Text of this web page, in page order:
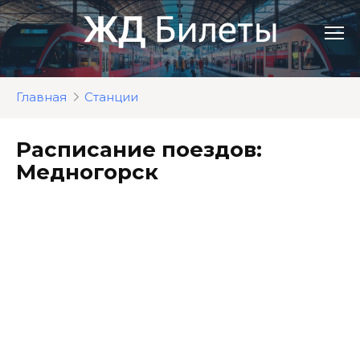
Перейти
к
контенту
Главная Станции
Расписание поездов:
Медногорск